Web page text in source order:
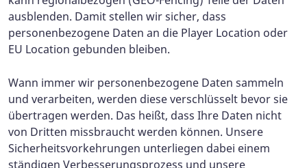
ausblenden. Damit stellen wir sicher, dass
personenbezogene Daten an die Player Location oder
EU Location gebunden bleiben.
Wann immer wir personenbezogene Daten sammeln
und verarbeiten, werden diese verschlüsselt bevor sie
übertragen werden. Das heißt, dass Ihre Daten nicht
von Dritten missbraucht werden können. Unsere
Sicherheitsvorkehrungen unterliegen dabei einem
ständigen Verbesserungsprozess und unsere